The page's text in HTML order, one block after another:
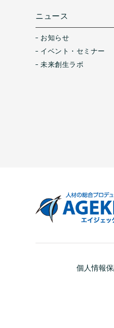
ニュース
お知らせ
イベント・セミナー
未来創生ラボ
個人情報